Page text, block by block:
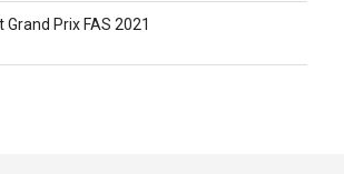
Grand Prix FAS 2021